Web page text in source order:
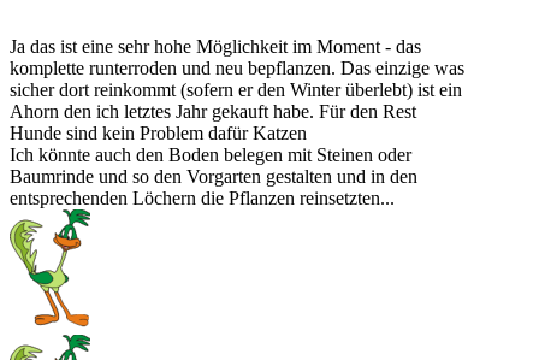
Ja das ist eine sehr hohe Möglichkeit im Moment - das
komplette runterroden und neu bepflanzen. Das einzige was
sicher dort reinkommt (sofern er den Winter überlebt) ist ein
Ahorn den ich letztes Jahr gekauft habe. Für den Rest
Hunde sind kein Problem dafür Katzen
Ich könnte auch den Boden belegen mit Steinen oder
Baumrinde und so den Vorgarten gestalten und in den
entsprechenden Löchern die Pflanzen reinsetzten...